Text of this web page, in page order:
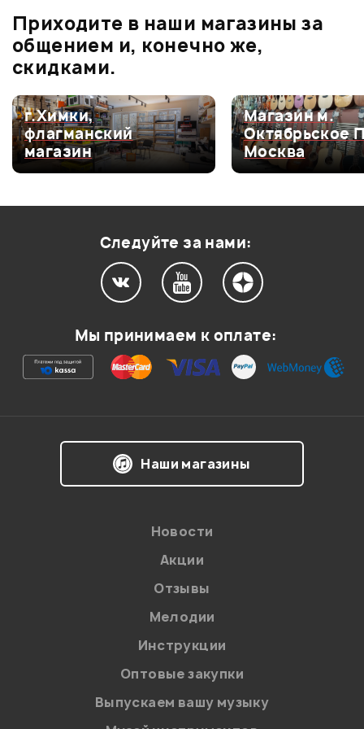
5.0
Оценка5
100%
Оценка4
0
Оценка3
0
0
Спасибо вашему магазину, очень оперативно и
информативно работаете! Приобретал у вас этот
комбо, хочу отметить его отличное качество -
как тихо на нем играть в квартире неинтересно, этот
комбо просто бомба, а вкупе с телекастером из ясеня
или стратом - можно выжать и отменное стекло, и
Мой отзыв о товаре
Ваша оценка:
Приходите в наши магазины за
общением и, конечно же,
скидками.
г.Химки,
флагманский
магазин
Магазин м.
Октябрьское
Москва
Следуйте за нами:
Мы принимаем к оплате:
Наши магазины
Новости
Акции
Отзывы
Мелодии
Инструкции
Оптовые закупки
Выпускаем вашу музыку